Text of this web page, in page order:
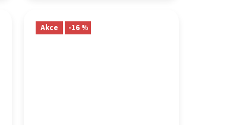
Akce -16 %